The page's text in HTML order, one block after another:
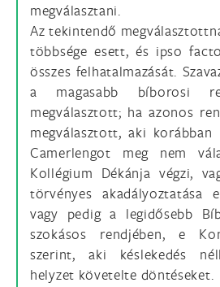
megválasztani.
Az tekintendő
többsége esett, és ipso
összes felhatalmazását.
a magasabb bíborosi
megválasztott; ha azonos
megválasztott, aki
Camerlengot meg nem
Kollégium Dékánja végzi,
törvényes akadályoztatása
vagy pedig a legidősebb
szokásos rendjében, e
szerint, aki késlekedés
helyzet követelte döntéseket.